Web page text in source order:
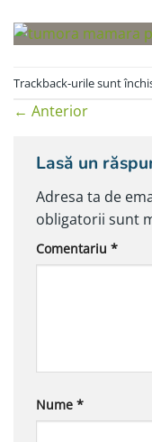
Trackback-urile sunt
← Anterior
Lasă un
Adresa ta de
obligatorii sunt
Comentariu *
Nume *